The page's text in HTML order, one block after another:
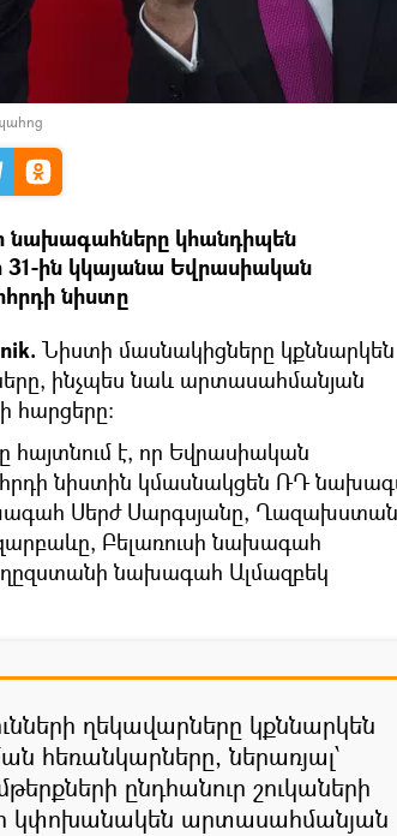
կհանդիպեն
31-ին կկայանա Եվրասիական
նիստը
Նիստի մասնակիցները կքննարկեն
ինչպես նաև արտասահմանյան
հարցերը:
հայտնում է, որ Եվրասիական
նիստին կմասնակցեն ՌԴ
Սերժ Սարգսյանը,
Բելառուսի նախագահ
նախագահ Ալմազբեկ
ղեկավարները կքննարկեն
հեռանկարները, ներառյալ՝
ընդհանուր շուկաների
կփոխանակեն արտասահմանյան